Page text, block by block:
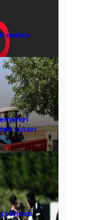
neden
tutarı
öncesi